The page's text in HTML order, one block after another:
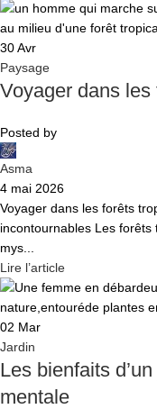
30Avr
Paysage
Voyager dans
Posted by
Asma
4 mai 2026
Voyager dans les forêts
incontournables Les
mys...
Lire l’article
02 Mar
Jardin
Les bienfaits
mentale